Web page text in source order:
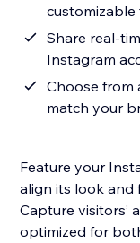
customizable
Share real-
Instagram
Choose from
match your
Feature your
align its look and
Capture visitors’
optimized for